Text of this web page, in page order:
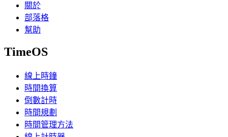
關於
部落格
幫助
TimeOS
線上時鐘
時間換算
倒數計時
時間規劃
時間管理方法